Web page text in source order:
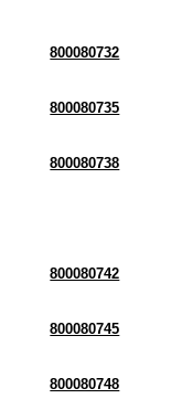
800080732
800080735
800080738
800080742
800080745
800080748